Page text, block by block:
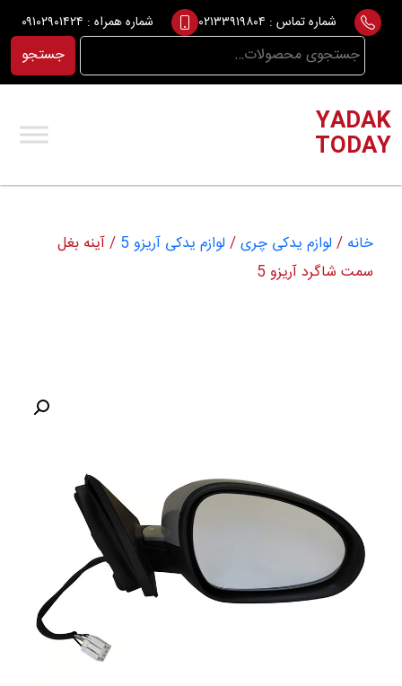
Skip
content
شماره تماس : ۰۲۱۳۳۹۱۹۸۰۴ شماره همراه : ۰۹۱۰۲۹۰۱۴۲۴
جستجو
برای:
جستجو
YADAK
TODAY
خانه / لوازم یدکی چری/ لوازم یدکی آریزو 5
/ آینه بغل
سمت شاگرد آریزو 5